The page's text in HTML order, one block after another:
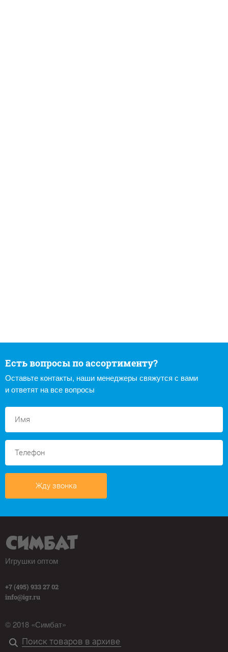
Есть вопросы по ассортименту?
Оставьте контакты, наши менеджеры свяжутся с вами
и ответят на все вопросы
Жду звонка
Игрушки оптом
+7 (495) 933 27 02
info@igr.ru
© 2018 «Симбат»